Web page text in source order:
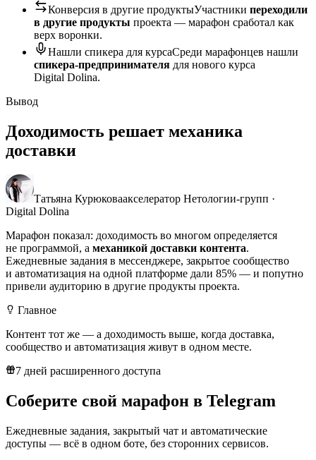
Конверсия в другие продуктыУчастники переходили
в другие продукты проекта — марафон сработал как
верх воронки.
Нашли спикера для курсаСреди марафонцев нашли
спикера-предпринимателя для нового курса
Digital Dolina.
Вывод
Доходимость решает механика
доставки
Татьяна Курюковаакселератор Нетологии-групп ·
Digital Dolina
Марафон показал: доходимость во многом определяется
не программой, а механикой доставки контента.
Ежедневные задания в мессенджере, закрытое сообщество
и автоматизация на одной платформе дали 85% — и попутно
привели аудиторию в другие продукты проекта.
Главное
Контент тот же — а доходимость выше, когда доставка,
сообщество и автоматизация живут в одном месте.
7 дней расширенного доступа
Соберите свой марафон в Telegram
Ежедневные задания, закрытый чат и автоматические
доступы — всё в одном боте, без сторонних сервисов.